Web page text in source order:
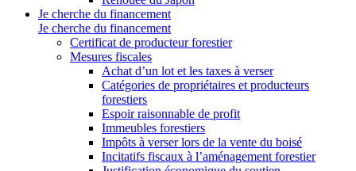
Je cherche du financement
Je cherche du financement
Certificat de producteur forestier
Mesures fiscales
Achat d’un lot et les taxes à verser
Catégories de propriétaires et producteurs
forestiers
Espoir raisonnable de profit
Immeubles forestiers
Impôts à verser lors de la vente du boisé
Incitatifs fiscaux à l’aménagement forestier